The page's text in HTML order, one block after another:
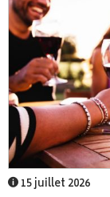
15 juillet 2026